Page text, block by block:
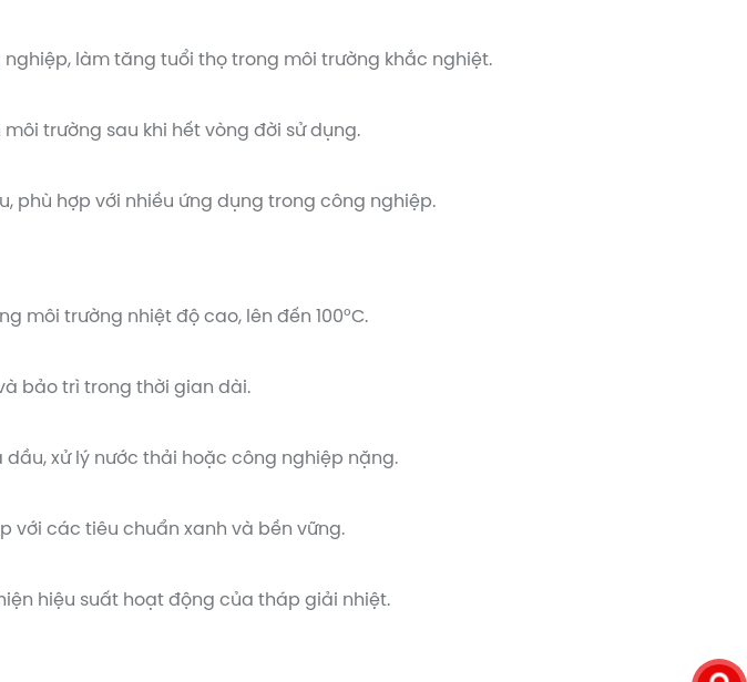
làm tăng tuổi thọ trong môi trường khắc nghiệt.
trường sau khi hết vòng đời sử dụng.
phù hợp với nhiều ứng dụng trong công nghiệp.
môi trường nhiệt độ cao, lên đến 100°C.
bảo trì trong thời gian dài.
xử lý nước thải hoặc công nghiệp nặng.
với các tiêu chuẩn xanh và bền vững.
hiệu suất hoạt động của tháp giải nhiệt.